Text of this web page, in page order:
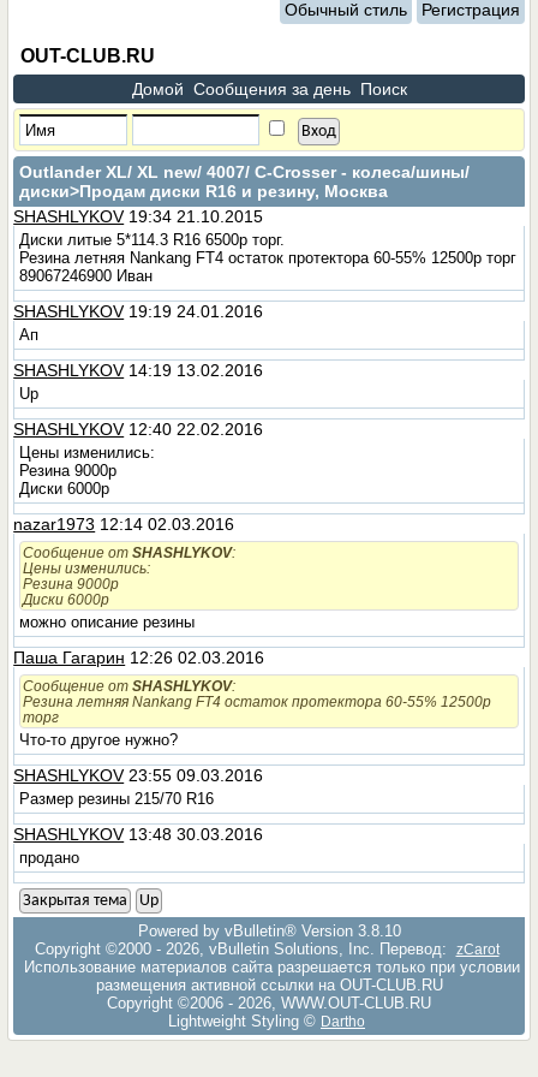
Обычный стиль Регистрация
OUT-CLUB.RU
Домой Сообщения за день Поиск
Outlander XL/ XL new/ 4007/ C-Сrosser - колеса/шины/
диски>Продам диски R16 и резину, Москва
SHASHLYKOV19:34 21.10.2015
Диски литые 5*114.3 R16 6500р торг.
Резина летняя Nankang FT4 остаток протектора 60-55% 12500р торг
89067246900 Иван
SHASHLYKOV19:19 24.01.2016
Ап
SHASHLYKOV14:19 13.02.2016
Up
SHASHLYKOV12:40 22.02.2016
Цены изменились:
Резина 9000р
Диски 6000р
nazar1973 12:14 02.03.2016
Сообщение отSHASHLYKOV:
Цены изменились:
Резина 9000р
Диски 6000р
можно описание резины
Паша Гагарин 12:26 02.03.2016
Сообщение отSHASHLYKOV:
Резина летняя Nankang FT4 остаток протектора 60-55% 12500р
торг
Что-то другое нужно?
SHASHLYKOV23:55 09.03.2016
Размер резины 215/70 R16
SHASHLYKOV13:48 30.03.2016
продано
Закрытая тема
Up
Powered by vBulletin® Version 3.8.10
Copyright ©2000 - 2026, vBulletin Solutions, Inc. Перевод:
zCarot
Использование материалов сайта разрешается только при условии
размещения активной ссылки на OUT-CLUB.RU
Copyright ©2006 - 2026, WWW.OUT-CLUB.RU
Lightweight Styling © Dartho